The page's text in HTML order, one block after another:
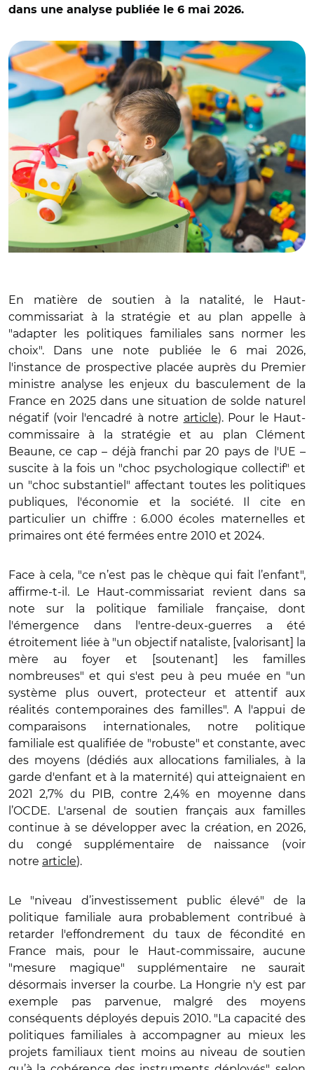
dans une analyse publiée le 6 mai 2026.
En matière de soutien à la natalité, le Haut-
commissariat à la stratégie et au plan appelle à
"adapter les politiques familiales sans normer les
choix". Dans une note publiée le 6 mai 2026,
l'instance de prospective placée auprès du Premier
ministre analyse les enjeux du basculement de la
France en 2025 dans une situation de solde naturel
négatif (voir l'encadré à notre article). Pour le Haut-
commissaire à la stratégie et au plan Clément
Beaune, ce cap – déjà franchi par 20 pays de l'UE –
suscite à la fois un "choc psychologique collectif" et
un "choc substantiel" affectant toutes les politiques
publiques, l'économie et la société. Il cite en
particulier un chiffre : 6.000 écoles maternelles et
primaires ont été fermées entre 2010 et 2024.
Face à cela, "ce n’est pas le chèque qui fait l’enfant",
affirme-t-il. Le Haut-commissariat revient dans sa
note sur la politique familiale française, dont
l'émergence dans l'entre-deux-guerres a été
étroitement liée à "un objectif nataliste, [valorisant] la
mère au foyer et [soutenant] les familles
nombreuses" et qui s'est peu à peu muée en "un
système plus ouvert, protecteur et attentif aux
réalités contemporaines des familles". A l'appui de
comparaisons internationales, notre politique
familiale est qualifiée de "robuste" et constante, avec
des moyens (dédiés aux allocations familiales, à la
garde d'enfant et à la maternité) qui atteignaient en
2021 2,7% du PIB, contre 2,4% en moyenne dans
l’OCDE. L'arsenal de soutien français aux familles
continue à se développer avec la création, en 2026,
du congé supplémentaire de naissance (voir
notre article).
Le "niveau d’investissement public élevé" de la
politique familiale aura probablement contribué à
retarder l'effondrement du taux de fécondité en
France mais, pour le Haut-commissaire, aucune
"mesure magique" supplémentaire ne saurait
désormais inverser la courbe. La Hongrie n'y est par
exemple pas parvenue, malgré des moyens
conséquents déployés depuis 2010. "La capacité des
politiques familiales à accompagner au mieux les
projets familiaux tient moins au niveau de soutien